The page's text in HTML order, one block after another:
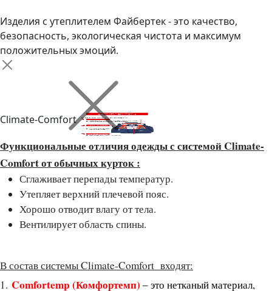
Изделия с утеплителем Файбертек - это качество,
безопасность, экологическая чистота и максимум
положительных эмоций.
Climate-Comfort
Функциональные отличия одежды с системой Climate-
Comfort от обычных курток :
Сглаживает перепады температур.
Утепляет верхний плечевой пояс.
Хорошо отводит влагу от тела.
Вентилирует область спины.
В состав системы Climate-Comfort входят:
1. Comfortemp (Комфортемп) – это нетканый материал,